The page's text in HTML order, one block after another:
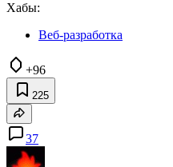
Хабы:
Веб-разработка
+96
225
37